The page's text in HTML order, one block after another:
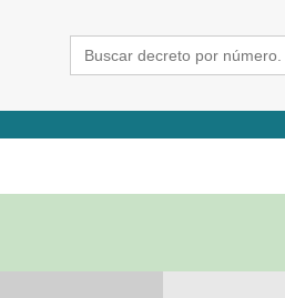
Search
for: